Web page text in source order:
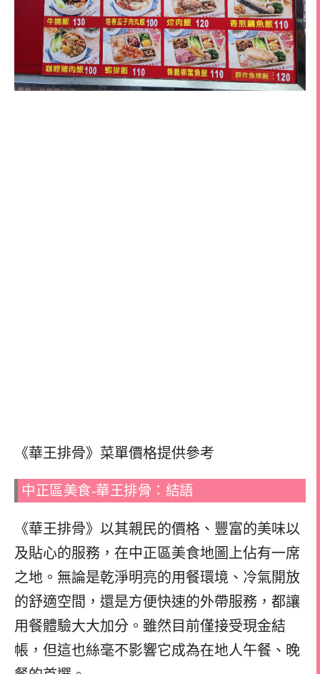
《華王排骨》菜單價格提供參考
中正區美食-華王排骨：結語
《華王排骨》以其親民的價格、豐富的美味以
及貼心的服務，在中正區美食地圖上佔有一席
之地。無論是乾淨明亮的用餐環境、冷氣開放
的舒適空間，還是方便快速的外帶服務，都讓
用餐體驗大大加分。雖然目前僅接受現金結
帳，但這也絲毫不影響它成為在地人午餐、晚